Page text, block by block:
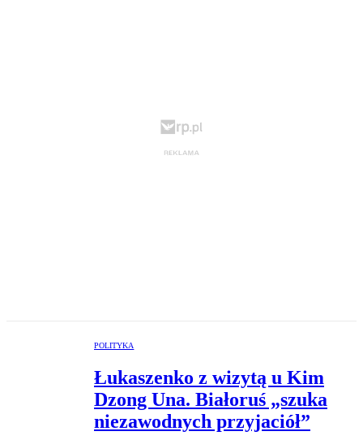
POLITYKA
Łukaszenko z wizytą u Kim
Dzong Una. Białoruś „szuka
niezawodnych przyjaciół”